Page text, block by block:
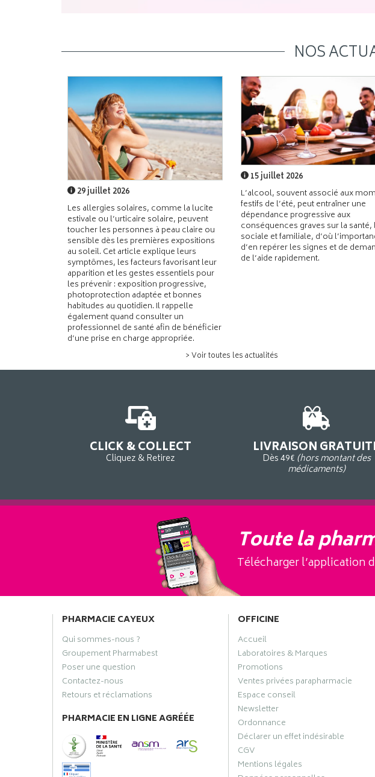
NOS
29 juillet 2026
Les allergies solaires, comme la lucite
estivale ou l’urticaire solaire, peuvent
toucher les personnes à peau claire ou
sensible dès les premières expositions
au soleil. Cet article explique leurs
symptômes, les facteurs favorisant leur
apparition et les gestes essentiels pour
les prévenir : exposition progressive,
photoprotection adaptée et bonnes
habitudes au quotidien. Il rappelle
également quand consulter un
professionnel de santé afin de bénéficier
d’une prise en charge appropriée.
15 juillet 2026
L’alcool, souvent associé aux
festifs de l’été, peut entraîner une
dépendance progressive aux
conséquences graves sur la santé,
sociale et familiale, d’où
d’en repérer les signes et de
de l’aide rapidement.
> Voir toutes les actualités
CLICK & COLLECT
Cliquez & Retirez
LIVRAISON
Dès 49€ (hors montant des
médicaments)
Toute la
Télécharger l’application
PHARMACIE CAYEUX
Qui sommes-nous ?
Groupement Pharmabest
Poser une question
Contactez-nous
Retours et réclamations
PHARMACIE EN LIGNE AGRÉÉE
OFFICINE
Accueil
Laboratoires & Marques
Promotions
Ventes privées parapharmacie
Espace conseil
Newsletter
Ordonnance
Déclarer un effet indésirable
CGV
Mentions légales